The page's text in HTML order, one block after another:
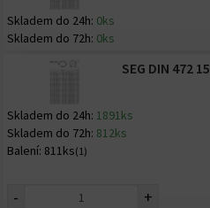
Skladem do 24h: 0ks
Skladem do 72h: 0ks
SEG DIN 472 15
Skladem do 24h: 1891ks
Skladem do 72h: 812ks
Balení: 811ks(1)
- +